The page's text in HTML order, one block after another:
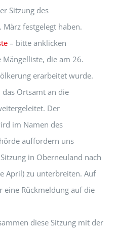
Sitzung des
März festgelegt haben.
– bitte anklicken
die am 26.
erarbeitet wurde.
Ortsamt an die
Der
im Namen des
auffordern uns
in Oberneuland nach
April) zu unterbreiten. Auf
eine Rückmeldung auf die
diese Sitzung mit der